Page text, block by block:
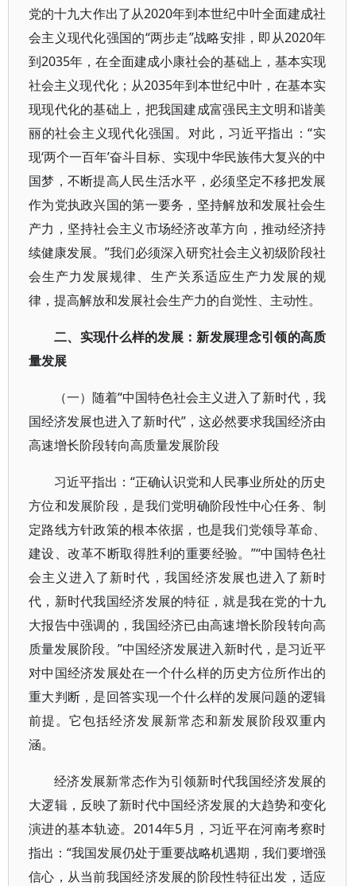
党的十九大作出了从2020年到本世纪中叶全面建成社
会主义现代化强国的“两步走”战略安排，即从2020年
到2035年，在全面建成小康社会的基础上，基本实现
社会主义现代化；从2035年到本世纪中叶，在基本实
现现代化的基础上，把我国建成富强民主文明和谐美
丽的社会主义现代化强国。对此，习近平指出：“实
现‘两个一百年’奋斗目标、实现中华民族伟大复兴的中
国梦，不断提高人民生活水平，必须坚定不移把发展
作为党执政兴国的第一要务，坚持解放和发展社会生
产力，坚持社会主义市场经济改革方向，推动经济持
续健康发展。”我们必须深入研究社会主义初级阶段社
会生产力发展规律、生产关系适应生产力发展的规
律，提高解放和发展社会生产力的自觉性、主动性。
二、实现什么样的发展：新发展理念引领的高质
量发展
（一）随着“中国特色社会主义进入了新时代，我
国经济发展也进入了新时代”，这必然要求我国经济由
高速增长阶段转向高质量发展阶段
习近平指出：“正确认识党和人民事业所处的历史
方位和发展阶段，是我们党明确阶段性中心任务、制
定路线方针政策的根本依据，也是我们党领导革命、
建设、改革不断取得胜利的重要经验。”“中国特色社
会主义进入了新时代，我国经济发展也进入了新时
代，新时代我国经济发展的特征，就是我在党的十九
大报告中强调的，我国经济已由高速增长阶段转向高
质量发展阶段。”中国经济发展进入新时代，是习近平
对中国经济发展处在一个什么样的历史方位所作出的
重大判断，是回答实现一个什么样的发展问题的逻辑
前提。它包括经济发展新常态和新发展阶段双重内
涵。
经济发展新常态作为引领新时代我国经济发展的
大逻辑，反映了新时代中国经济发展的大趋势和变化
演进的基本轨迹。2014年5月，习近平在河南考察时
指出：“我国发展仍处于重要战略机遇期，我们要增强
信心，从当前我国经济发展的阶段性特征出发，适应